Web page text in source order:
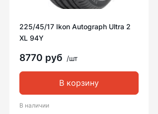
225/45/17 Ikon Autograph Ultra 2
XL 94Y
8770 руб /шт
В корзину
В наличии